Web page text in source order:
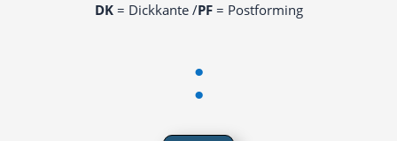
DK= Dick­kan­te /​PF= Postforming
: